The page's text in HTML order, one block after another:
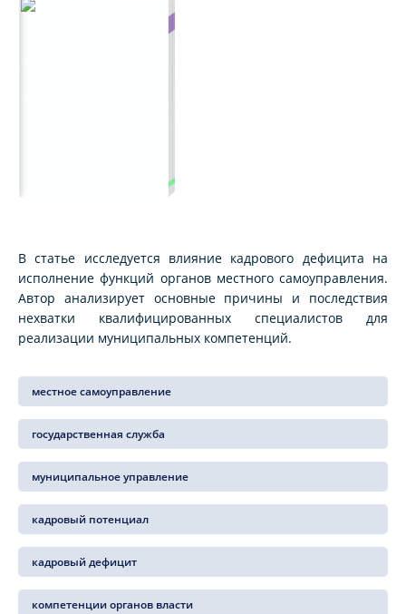
В статье исследуется влияние кадрового дефицита на
исполнение функций органов местного самоуправления.
Автор анализирует основные причины и последствия
нехватки квалифицированных специалистов для
реализации муниципальных компетенций.
местное самоуправление
государственная служба
муниципальное управление
кадровый потенциал
кадровый дефицит
компетенции органов власти